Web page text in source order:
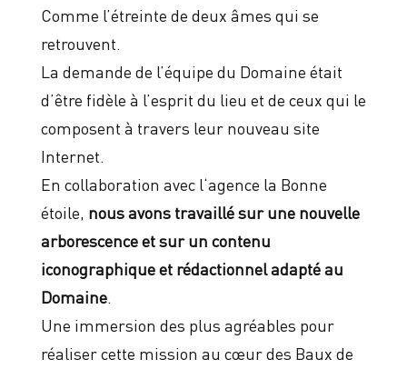
Comme l’étreinte de deux âmes qui se
retrouvent.
La demande de l’équipe du Domaine était
d’être fidèle à l’esprit du lieu et de ceux qui le
composent à travers leur nouveau site
Internet.
En collaboration avec l‘agence la Bonne
étoile, nous avons travaillé sur une nouvelle
arborescence et sur un contenu
iconographique et rédactionnel adapté au
Domaine.
Une immersion des plus agréables pour
réaliser cette mission au cœur des Baux de